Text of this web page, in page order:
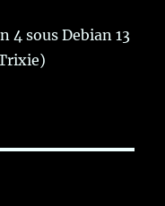
sous Debian 13